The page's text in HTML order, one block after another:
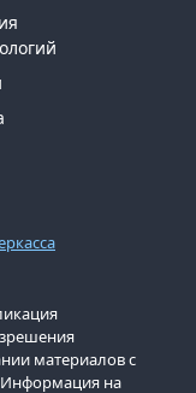
материалов с
Информация на